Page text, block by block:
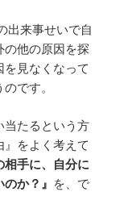
出来事せいで自
の他の原因を探
見なくなって
です。
当たるという方
をよく考えて
相手に、自分に
か？』 を、で